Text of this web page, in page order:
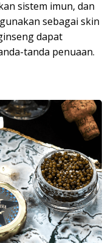
sistem imun, dan
sebagai skin
dapat
tanda penuaan.